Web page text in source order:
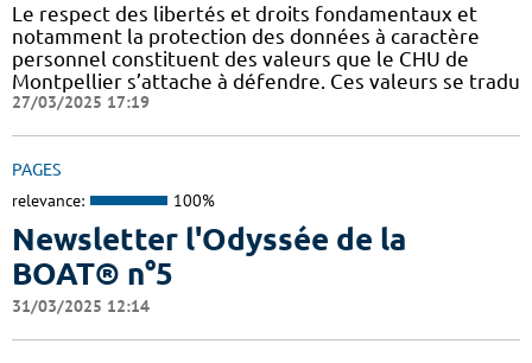
Le respect des libertés et droits fondamentaux et
notamment la protection des données à caractère
personnel constituent des valeurs que le CHU de
Montpellier s’attache à défendre. Ces valeurs se tradu
27/03/2025 17:19
PAGES
relevance: 100%
Newsletter l'Odyssée de la
BOAT® n°5
31/03/2025 12:14